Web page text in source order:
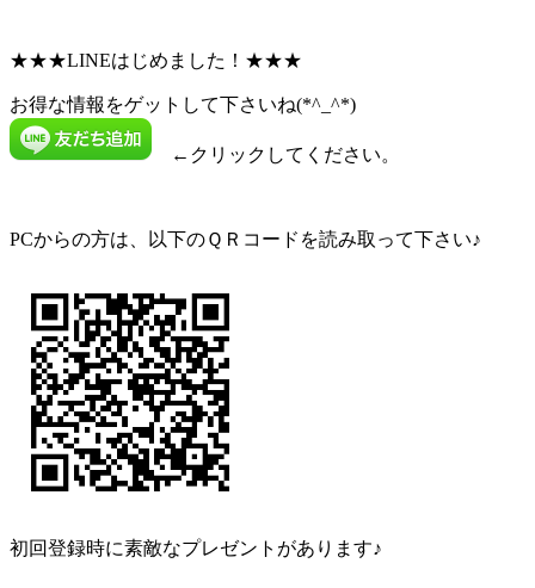
★★★LINEはじめました！★★★
お得な情報をゲットして下さいね(*^_^*)
←クリックしてください。
PCからの方は、以下のＱＲコードを読み取って下さい♪
初回登録時に素敵なプレゼントがあります♪